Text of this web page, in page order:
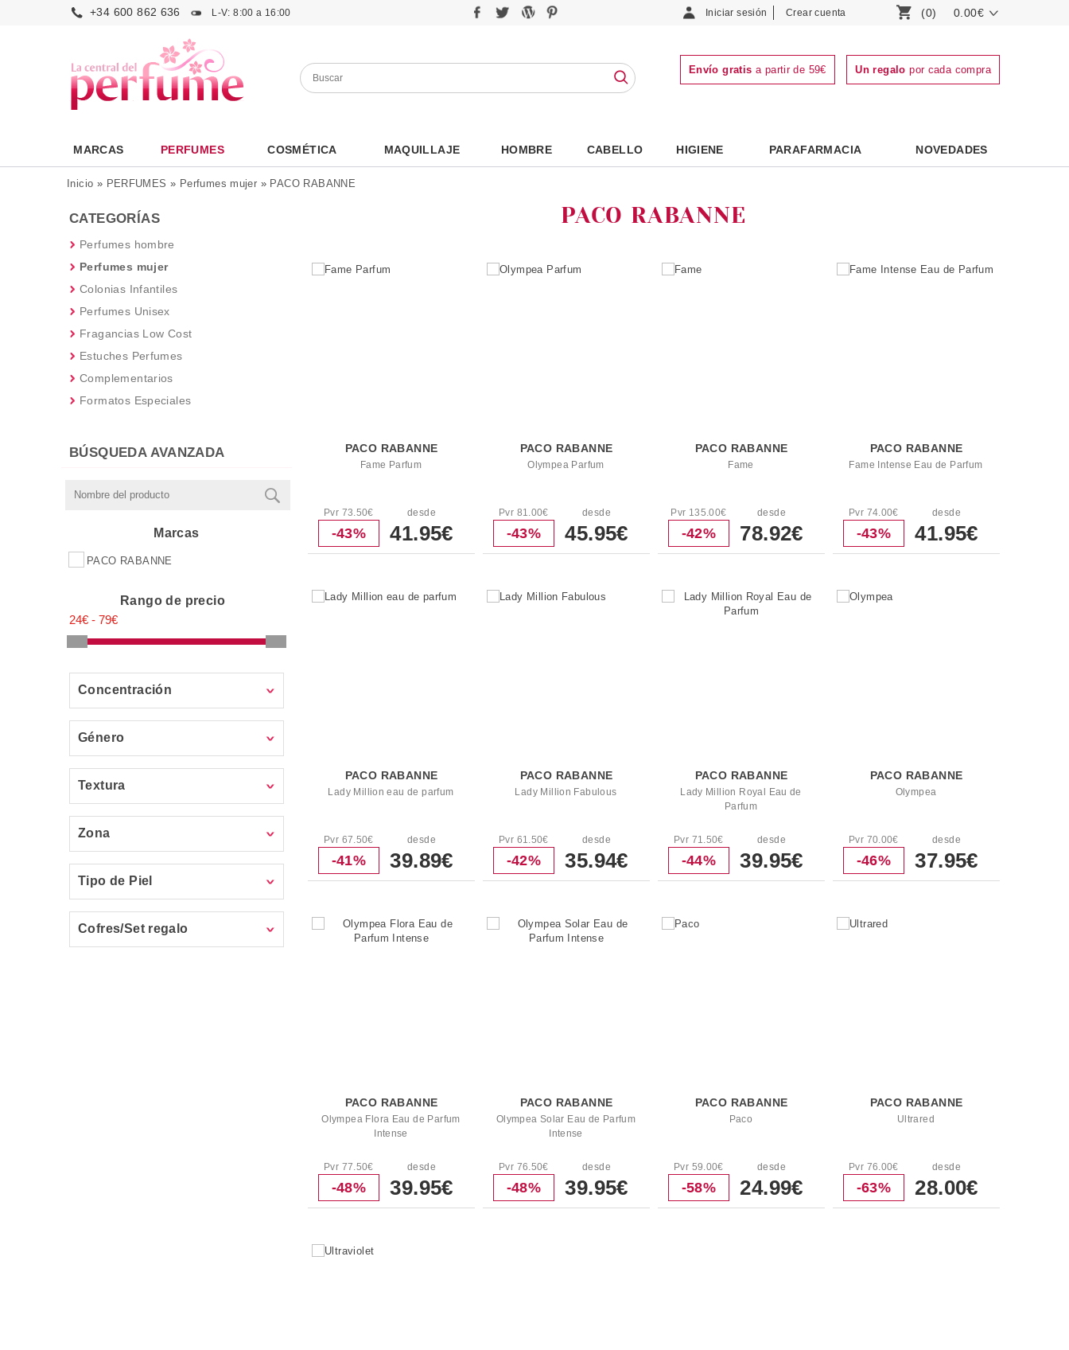
+34 600 862 636 L-V: 8:00 a 16:00 Iniciar sesión Crear cuenta (0) 0.00€
Envío gratis a partir de 59€ Un regalo por cada compra
MARCAS PERFUMES COSMÉTICA MAQUILLAJE HOMBRE CABELLO HIGIENE PARAFARMACIA NOVEDADES
Inicio » PERFUMES » Perfumes mujer » PACO RABANNE
CATEGORÍAS
Perfumes hombre
Perfumes mujer
Colonias Infantiles
Perfumes Unisex
Fragancias Low Cost
Estuches Perfumes
Complementarios
Formatos Especiales
BÚSQUEDA AVANZADA
Marcas
PACO RABANNE
Rango de precio
Concentración
Género
Textura
Zona
Tipo de Piel
Cofres/Set regalo
PACO RABANNE
PACO RABANNE
Fame Parfum
Pvr 73.50€
-43%
desde
41.95€
PACO RABANNE
Olympea Parfum
Pvr 81.00€
-43%
desde
45.95€
PACO RABANNE
Fame
Pvr 135.00€
-42%
desde
78.92€
PACO RABANNE
Fame Intense Eau de Parfum
Pvr 74.00€
-43%
desde
41.95€
PACO RABANNE
Lady Million eau de parfum
Pvr 67.50€
-41%
desde
39.89€
PACO RABANNE
Lady Million Fabulous
Pvr 61.50€
-42%
desde
35.94€
PACO RABANNE
Lady Million Royal Eau de
Parfum
Pvr 71.50€
-44%
desde
39.95€
PACO RABANNE
Olympea
Pvr 70.00€
-46%
desde
37.95€
PACO RABANNE
Olympea Flora Eau de Parfum
Intense
Pvr 77.50€
-48%
desde
39.95€
PACO RABANNE
Olympea Solar Eau de Parfum
Intense
Pvr 76.50€
-48%
desde
39.95€
PACO RABANNE
Paco
Pvr 59.00€
-58%
desde
24.99€
PACO RABANNE
Ultrared
Pvr 76.00€
-63%
desde
28.00€